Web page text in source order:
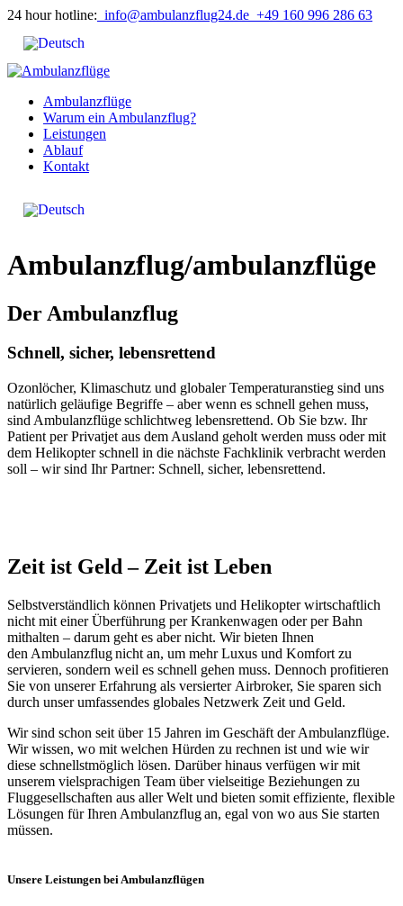
24 hour hotline: info@ambulanzflug24.de +49 160 996 286 63
Ambulanzflüge
Warum ein Ambulanzflug?
Leistungen
Ablauf
Kontakt
Ambulanzflug/ambulanzflüge
Der Ambulanzflug
Schnell, sicher, lebensrettend
Ozonlöcher, Klimaschutz und globaler Temperaturanstieg sind uns
natürlich geläufige Begriffe – aber wenn es schnell gehen muss,
sind Ambulanzflüge schlichtweg lebensrettend. Ob Sie bzw. Ihr
Patient per Privatjet aus dem Ausland geholt werden muss oder mit
dem Helikopter schnell in die nächste Fachklinik verbracht werden
soll – wir sind Ihr Partner: Schnell, sicher, lebensrettend.
Zeit ist Geld – Zeit ist Leben
Selbstverständlich können Privatjets und Helikopter wirtschaftlich
nicht mit einer Überführung per Krankenwagen oder per Bahn
mithalten – darum geht es aber nicht. Wir bieten Ihnen
den Ambulanzflug nicht an, um mehr Luxus und Komfort zu
servieren, sondern weil es schnell gehen muss. Dennoch profitieren
Sie von unserer Erfahrung als versierter Airbroker, Sie sparen sich
durch unser umfassendes globales Netzwerk Zeit und Geld.
Wir sind schon seit über 15 Jahren im Geschäft der Ambulanzflüge.
Wir wissen, wo mit welchen Hürden zu rechnen ist und wie wir
diese schnellstmöglich lösen. Darüber hinaus verfügen wir mit
unserem vielsprachigen Team über vielseitige Beziehungen zu
Fluggesellschaften aus aller Welt und bieten somit effiziente, flexible
Lösungen für Ihren Ambulanzflug an, egal von wo aus Sie starten
müssen.
Unsere Leistungen bei Ambulanzflügen